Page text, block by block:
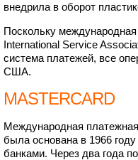
внедрила в оборот
Поскольку
International Service
система платежей, все
США.
MASTERCARD
Международная
была основана в 1966
банками. Через два года